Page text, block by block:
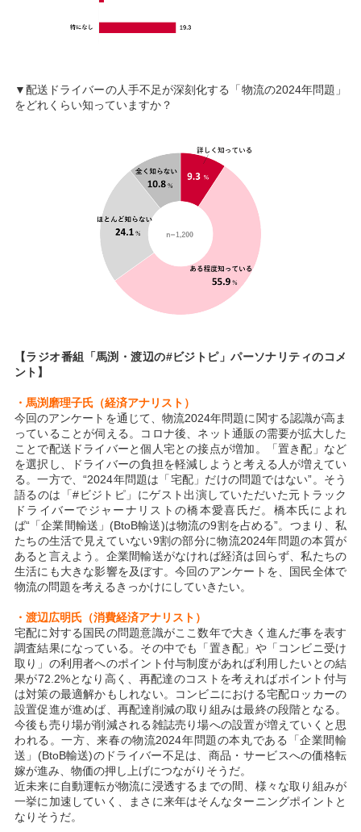
▼配送ドライバーの人手不足が深刻化する「物流の2024年問題」
をどれくらい知っていますか？
【ラジオ番組「馬渕・渡辺の#ビジトピ」パーソナリティのコメ
ント】
・馬渕磨理子氏（経済アナリスト）
今回のアンケートを通じて、物流2024年問題に関する認識が高ま
っていることが伺える。コロナ後、ネット通販の需要が拡大した
ことで配送ドライバーと個人宅との接点が増加。「置き配」など
を選択し、ドライバーの負担を軽減しようと考える人が増えてい
る。一方で、“2024年問題は「宅配」だけの問題ではない”。そう
語るのは「#ビジトピ」にゲスト出演していただいた元トラック
ドライバーでジャーナリストの橋本愛喜氏だ。橋本氏によれ
ば“「企業間輸送」(BtoB輸送)は物流の9割を占める”。つまり、私
たちの生活で見えていない9割の部分に物流2024年問題の本質が
あると言えよう。企業間輸送がなければ経済は回らず、私たちの
生活にも大きな影響を及ぼす。今回のアンケートを、国民全体で
物流の問題を考えるきっかけにしていきたい。
・渡辺広明氏（消費経済アナリスト）
宅配に対する国民の問題意識がここ数年で大きく進んだ事を表す
調査結果になっている。その中でも「置き配」や「コンビニ受け
取り」の利用者へのポイント付与制度があれば利用したいとの結
果が72.2%となり高く、再配達のコストを考えればポイント付与
は対策の最適解かもしれない。コンビニにおける宅配ロッカーの
設置促進が進めば、再配達削減の取り組みは最終の段階となる。
今後も売り場が削減される雑誌売り場への設置が増えていくと思
われる。一方、来春の物流2024年問題の本丸である「企業間輸
送」(BtoB輸送)のドライバー不足は、商品・サービスへの価格転
嫁が進み、物価の押し上げにつながりそうだ。
近未来に自動運転が物流に浸透するまでの間、様々な取り組みが
一挙に加速していく、まさに来年はそんなターニングポイントと
なりそうだ。